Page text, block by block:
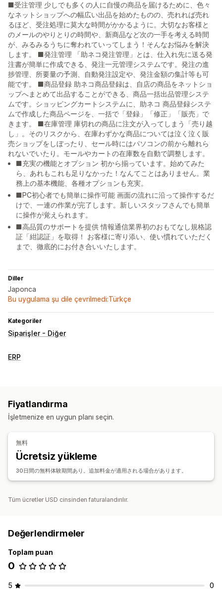
■受注管理 少しでも多くの人に自慢の商品を届けるために、色々
なネットショップへの幅広い出品を始めたものの、売れれば売れ
るほど、受注処理に莫大な時間がかかるように。大切なお客様と
のメールのやりとりの時間や、新商品など次の一手を考える時間
が、みるみるうちに奪われていってしまう！そんなお悩みを解決
します。 ■発注管理 「助ネコ発注管理」とは、仕入れ先に送る発
注書が簡単に作成できる、発注一元管理システムです。発注の進
捗管理、所要量の予測、自動発注設定や、発注金額の集計等も可
能です。 ■商品登録 助ネコ商品登録は、自店の商品をネットショ
ップへまとめて出品することができる、商品一括出品管理システ
ムです。ショッピングカートシステムに、助ネコ 商品登録システ
ムで作成した商品ページを、一括で「登録」「修正」「販売」で
きます。 ■在庫管理 庫切れの商品に注文が入ってしまう「売り越
し」。そのリスクから、在庫わずかな商品については泣く泣く販
売ショップをしぼったり、セール時にはパソコンの前から離れら
れないでいたり。モールやカートの在庫数を自動で調整します。
■充実の機能とオプション 初から揃っています。始めてみた
ら、あれもこれも足りなかった！なんてことはありません。業
務上の基本機能、各種オプションも充実。
■PC初心者でも簡単に操作可能 画面の流れに沿って操作するだ
けで、一連の作業が完了します。新しいスタッフさんでも簡単
に操作が覚えられます。
■高品質のサポートを提供 情報通信業界初のおもてなし規格認
証「紺認証」を取得！ お客様に寄り添い、使い慣れていただく
まで、徹底的にお付き合いいたします。
Diller
Japonca
Bu uygulama şu dile çevrilmedi:Türkçe
Kategoriler
Siparişler - Diğer
ERP
Fiyatlandırma
İşletmenize en uygun planı seçin.
無料
Ücretsiz yükleme
30日間の無料体験期間あり。追加料金が適用される場合があります。
Tüm ücretler USD cinsinden faturalandırılır.
Değerlendirmeler
Toplam puan
0
5 0